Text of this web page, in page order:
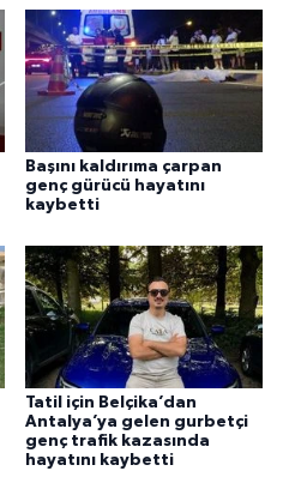
Başını kaldırıma çarpan
genç gürücü hayatını
kaybetti
Tatil için Belçika’dan
Antalya’ya gelen gurbetçi
genç trafik kazasında
hayatını kaybetti